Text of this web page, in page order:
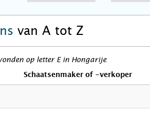
van A tot Z
op letter E in Hongarije
Schaatsenmaker of -verkoper